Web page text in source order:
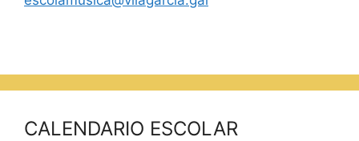
CALENDARIO ESCOLAR